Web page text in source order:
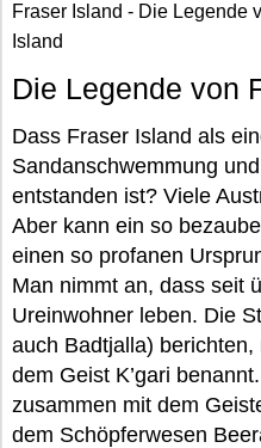
Fraser Island - Die Legende
Island
Die Legende von
Dass Fraser Island als
Sandanschwemmung
entstanden ist? Viele
Aber kann ein so
einen so profanen
Man nimmt an, dass seit
Ureinwohner leben. Die
auch Badtjalla)
dem Geist K’gari
zusammen mit dem
dem Schöpferwesen